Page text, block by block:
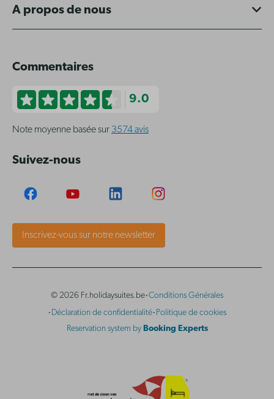
A propos de nous
Commentaires
9.0
Note moyenne basée sur 3574 avis
Suivez-nous
Inscrivez-vous sur notre newsletter
© 2026 Fr.holidaysuites.be·Conditions Générales
· Déclaration de confidentialité· Politique de cookies
Reservation system by Booking Experts